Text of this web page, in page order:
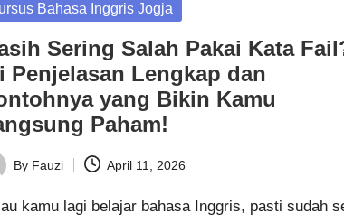
Bahasa Inggris Jogja
Sering Salah Pakai Kata
Penjelasan Lengkap dan
yang Bikin Kamu
Paham!
By Fauzi April 11, 2026
kamu lagi belajar bahasa Inggris, pasti sudah